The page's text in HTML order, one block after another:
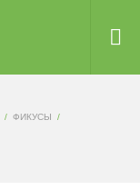
ФИКУСЫ